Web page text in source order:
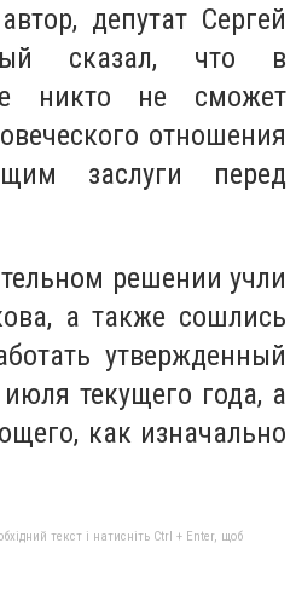
депутат Сергей
сказал, что в
никто не сможет
отношения
заслуги перед
решении учли
а также сошлись
утвержденный
текущего года, а
как изначально
текст і натисніть Ctrl + Enter, щоб